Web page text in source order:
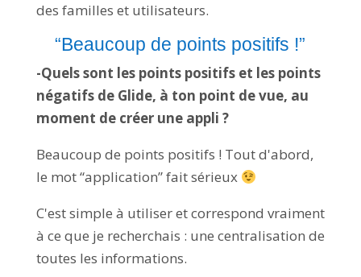
des familles et utilisateurs.
“Beaucoup de points positifs !”
-Quels sont les points positifs et les points
négatifs de Glide, à ton point de vue, au
moment de créer une appli ?
Beaucoup de points positifs ! Tout d'abord,
le mot “application” fait sérieux
C'est simple à utiliser et correspond vraiment
à ce que je recherchais : une centralisation de
toutes les informations.